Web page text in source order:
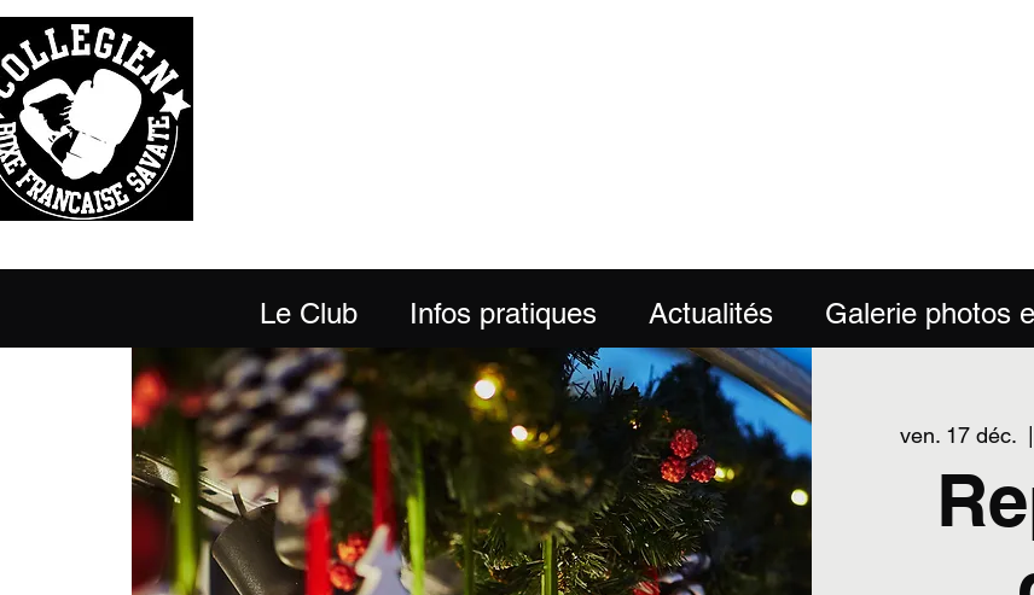
Le Club Infos pratiques Actualités Galerie photos
ven. 17 déc.